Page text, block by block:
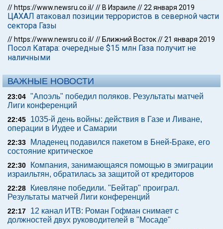
// https://www.newsru.co.il/// В Израиле //22 января 2019
ЦАХАЛ атаковал позиции террористов в северной части
сектора Газы
// https://www.newsru.co.il/// Ближний Восток//21 января 2019
Посол Катара: очередные $15 млн Газа получит не
наличными
ВАЖНЫЕ НОВОСТИ
23:04 "Апоэль" победил поляков. Результаты матчей
Лиги конференций
22:45
1035-й день войны: действия в Газе и Ливане,
операции в Иудее и Самарии
22:33
Младенец подавился пакетом в Бней-Браке, его
состояние критическое
22:30
Компания, занимающаяся помощью в эмиграции
израильтян, обратилась за защитой от кредиторов
22:28
Киевляне победили. "Бейтар" проиграл.
Результаты матчей Лиги конференций
22:17
12 канал ИТВ: Роман Гофман снимает с
должностей двух руководителей в "Мосаде"